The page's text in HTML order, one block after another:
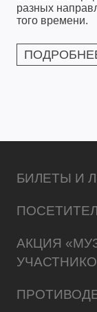
разных
того времени.
БИЛЕТЫ И
АКЦИЯ